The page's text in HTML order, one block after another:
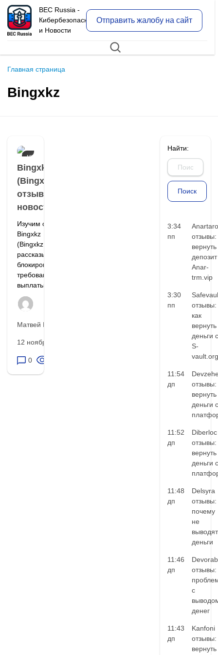
BEC Russia -
Кибербезопасность
и Новости
Отправить жалобу на сайт
Главная страница
Bingxkz
МОШЕННИКИ
И ОТЗЫВЫ О
НИХ
Bingxkz
(Bingxkz.com):
отзывы и
новости
Изучим отзывы о
Bingxkz
(Bingxkz.com),
рассказывающие о
блокировке счетов,
требованиях
выплаты налогов...
Матвей Иванов
12 ноября, 2025
0
Найти:
3:34
пп
отзывы:
вернуть
Anar-
trm.vip
3:30
пп
отзывы:
как
вернуть
деньги с
S-
vault.org
11:54
дп
отзывы:
вернуть
деньги с
11:52
дп
Diberloc
отзывы:
вернуть
деньги с
11:48
дп
Delsyra
отзывы:
почему
не
выводят
деньги
11:46
дп
отзывы:
с
денег
11:43
дп
Kanfoni
отзывы:
вернуть